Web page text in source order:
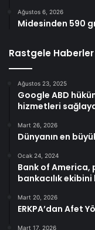
Ağustos 6, 2026
Midesinden 590
Rastgele Haberler
Ağustos 23, 2025
Google ABD
hizmetleri
Mart 26, 2026
Dünyanın en
Ocak 24, 2024
Bank of
bankacılık
Mart 20, 2026
ERKPA’dan Afet
Mart 17, 2026